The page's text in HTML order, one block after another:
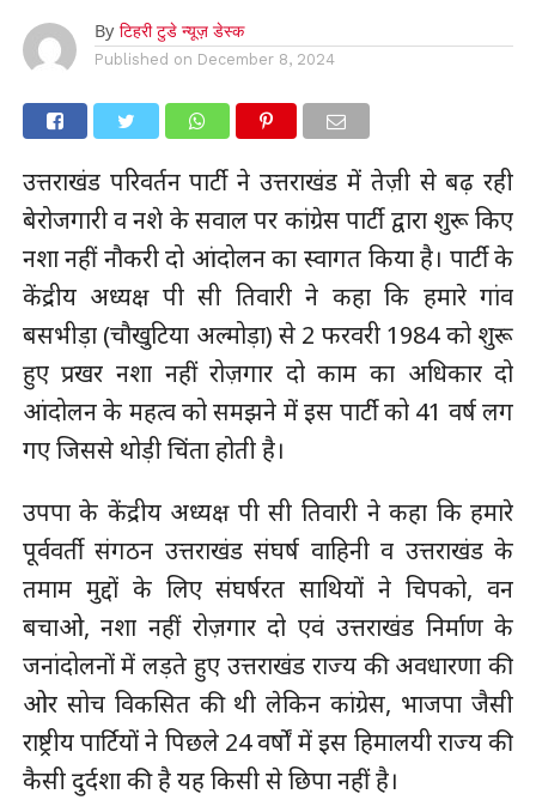
By टिहरी टुडे न्यूज़ डेस्क
Published on December 8, 2024
उत्तराखंड परिवर्तन पार्टी ने उत्तराखंड में तेज़ी से बढ़ रही
बेरोजगारी व नशे के सवाल पर कांग्रेस पार्टी द्वारा शुरू किए
नशा नहीं नौकरी दो आंदोलन का स्वागत किया है। पार्टी के
केंद्रीय अध्यक्ष पी सी तिवारी ने कहा कि हमारे गांव
बसभीड़ा (चौखुटिया अल्मोड़ा) से 2 फरवरी 1984 को शुरू
हुए प्रखर नशा नहीं रोज़गार दो काम का अधिकार दो
आंदोलन के महत्व को समझने में इस पार्टी को 41 वर्ष लग
गए जिससे थोड़ी चिंता होती है।
उपपा के केंद्रीय अध्यक्ष पी सी तिवारी ने कहा कि हमारे
पूर्ववर्ती संगठन उत्तराखंड संघर्ष वाहिनी व उत्तराखंड के
तमाम मुद्दों के लिए संघर्षरत साथियों ने चिपको, वन
बचाओ, नशा नहीं रोज़गार दो एवं उत्तराखंड निर्माण के
जनांदोलनों में लड़ते हुए उत्तराखंड राज्य की अवधारणा की
ओर सोच विकसित की थी लेकिन कांग्रेस, भाजपा जैसी
राष्ट्रीय पार्टियों ने पिछले 24 वर्षों में इस हिमालयी राज्य की
कैसी दुर्दशा की है यह किसी से छिपा नहीं है।